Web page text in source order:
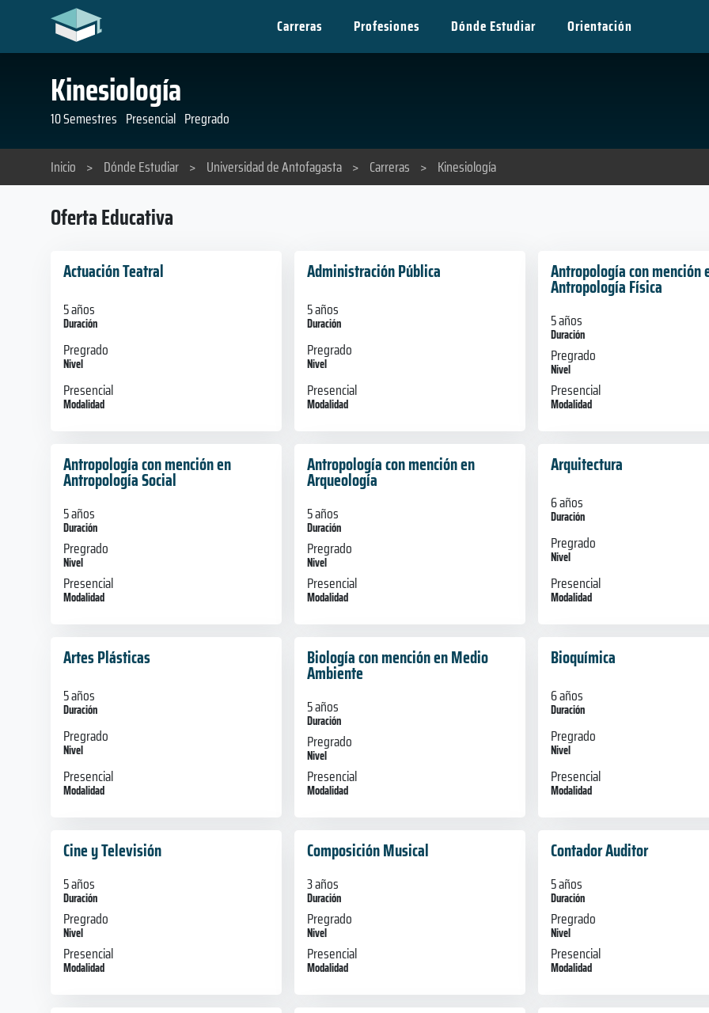
Carreras Profesiones Dónde Estudiar Orientación
Kinesiología
10 Semestres Presencial Pregrado
Inicio > Dónde Estudiar > Universidad de Antofagasta > Carreras > Kinesiología
Oferta Educativa
Actuación Teatral
5 años
Duración
Pregrado
Nivel
Presencial
Modalidad
Administración Pública
5 años
Duración
Pregrado
Nivel
Presencial
Modalidad
Antropología con mención
Antropología Física
5 años
Duración
Pregrado
Nivel
Presencial
Modalidad
Antropología con mención en
Antropología Social
5 años
Duración
Pregrado
Nivel
Presencial
Modalidad
Antropología con mención en
Arqueología
5 años
Duración
Pregrado
Nivel
Presencial
Modalidad
Arquitectura
6 años
Duración
Pregrado
Nivel
Presencial
Modalidad
Artes Plásticas
5 años
Duración
Pregrado
Nivel
Presencial
Modalidad
Biología con mención en Medio
Ambiente
5 años
Duración
Pregrado
Nivel
Presencial
Modalidad
Bioquímica
6 años
Duración
Pregrado
Nivel
Presencial
Modalidad
Cine y Televisión
5 años
Duración
Pregrado
Nivel
Presencial
Modalidad
Composición Musical
3 años
Duración
Pregrado
Nivel
Presencial
Modalidad
Contador Auditor
5 años
Duración
Pregrado
Nivel
Presencial
Modalidad